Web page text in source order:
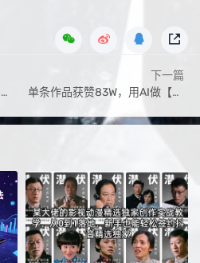
下一篇
单条作品获赞83W，用AI做【治愈花卉视频】，制作+起号+多种变现，详细教程